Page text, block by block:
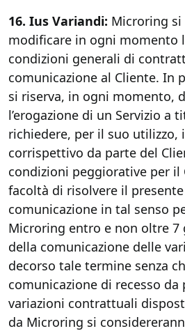
16. Ius Variandi: Microring si
modificare in ogni momento
condizioni generali di
comunicazione al Cliente. In
si riserva, in ogni momento,
l’erogazione di un Servizio a
richiedere, per il suo utilizzo,
corrispettivo da parte del
condizioni peggiorative per il
facoltà di risolvere il
comunicazione in tal senso
Microring entro e non oltre 7
della comunicazione delle
decorso tale termine senza
comunicazione di recesso
variazioni contrattuali
da Microring si